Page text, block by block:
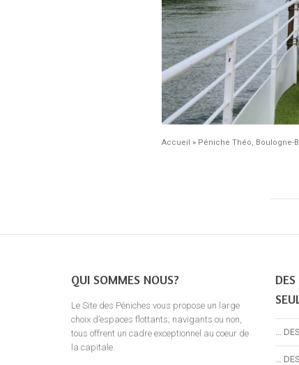
Accueil » Péniche Théo, Boulogne-
QUI SOMMES NOUS?
Le Site des Péniches vous propose un large
choix d’espaces flottants; navigants ou non,
tous offrent un cadre exceptionnel au coeur de
la capitale.
…
…